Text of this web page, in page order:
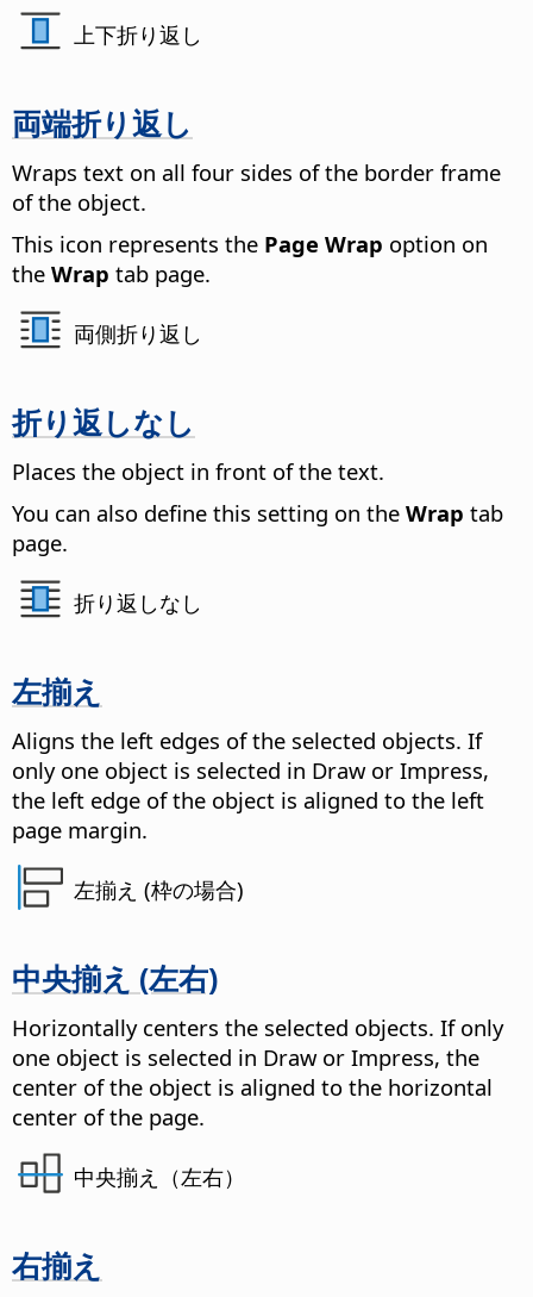
上下折り返し
両端折り返し
Wraps text on all four sides of the border frame
of the object.
This icon represents the Page Wrap option on
the Wrap tab page.
両側折り返し
折り返しなし
Places the object in front of the text.
You can also define this setting on the Wrap tab
page.
折り返しなし
左揃え
Aligns the left edges of the selected objects. If
only one object is selected in Draw or Impress,
the left edge of the object is aligned to the left
page margin.
左揃え (枠の場合)
中央揃え (左右)
Horizontally centers the selected objects. If only
one object is selected in Draw or Impress, the
center of the object is aligned to the horizontal
center of the page.
中央揃え（左右）
右揃え